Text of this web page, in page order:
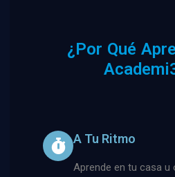
¿Por Qué
A Tu Ritmo
Aprende en tu casa u